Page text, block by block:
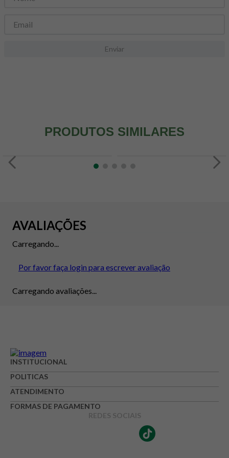
Enviar
PRODUTOS SIMILARES
AVALIAÇÕES
Carregando...
Por favor faça login para escrever avaliação
Carregando avaliações...
INSTITUCIONAL
POLITICAS
ATENDIMENTO
FORMAS DE PAGAMENTO
REDES SOCIAIS
8º snack proteico mundo verde
9 psyllium